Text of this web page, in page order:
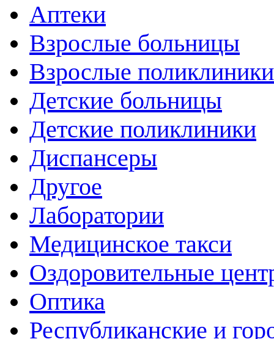
Аптеки
Взрослые больницы
Взрослые поликлиники
Детские больницы
Детские поликлиники
Диспансеры
Другое
Лаборатории
Медицинское такси
Оздоровительные
Оптика
Республиканские и